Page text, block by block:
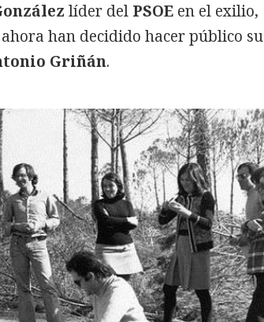
líder del PSOE en el exilio,
han decidido hacer público su
Griñán.